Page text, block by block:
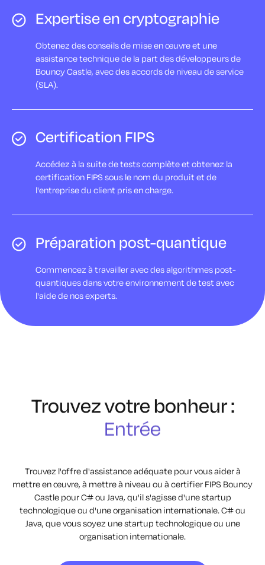
Expertise en cryptographie
Obtenez des conseils de mise en œuvre et une
assistance technique de la part des développeurs de
Bouncy Castle, avec des accords de niveau de service
(SLA).
Certification FIPS
Accédez à la suite de tests complète et obtenez la
certification FIPS sous le nom du produit et de
l'entreprise du client pris en charge.
Préparation post-quantique
Commencez à travailler avec des algorithmes post-
quantiques dans votre environnement de test avec
l'aide de nos experts.
Trouvez votre bonheur :
Entreprise
Entrée
Entreprise
Entrée
Développement
Entreprise
Trouvez l'offre d'assistance adéquate pour vous aider à
mettre en œuvre, à mettre à niveau ou à certifier FIPS Bouncy
Castle pour C# ou Java, qu'il s'agisse d'une startup
technologique ou d'une organisation internationale. C# ou
Java, que vous soyez une startup technologique ou une
organisation internationale.